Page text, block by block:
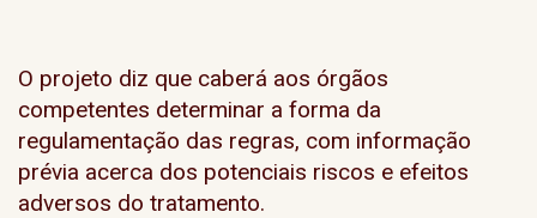
O projeto diz que caberá aos órgãos
competentes determinar a forma da
regulamentação das regras, com informação
prévia acerca dos potenciais riscos e efeitos
adversos do tratamento.